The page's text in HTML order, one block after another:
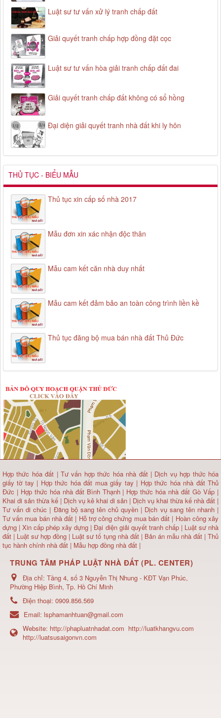
Luật sư tư vấn xử lý tranh chấp đất
Giải quyết tranh chấp hợp đồng đặt cọc
Luật sư tư vấn hòa giải tranh chấp đất đai
Giải quyết tranh chấp đất không có sổ hồng
Đại diện giải quyết tranh nhà đất khi ly hôn
THỦ TỤC - BIỂU MẪU
Thủ tục xin cấp số nhà 2017
Mẫu đơn xin xác nhận độc thân
Mẫu cam kết căn nhà duy nhất
Mẫu cam kết đảm bảo an toàn công trình liền kề
Thủ tục đăng bộ mua bán nhà đất Thủ Đức
Hợp thức hóa đất |Tư vấn hợp thức hóa nhà đất| Dịch vụ hợp thức hóa
giấy tờ tay | Hợp thức hóa đất mua giấy tay | Hợp thức hóa nhà đất Thủ
Đức | Hợp thức hóa nhà đất Bình Thạnh | Hợp thức hóa nhà đất Gò Vấp |
Khai di sản thừa kế | Dịch vụ kê khai di sản | Dịch vụ khai thừa kế nhà đất |
Tư vấn di chúc | Đăng bộ sang tên chủ quyền | Dịch vụ sang tên nhanh |
Tư vấn mua bán nhà đất | Hỗ trợ công chứng mua bán đất | Hoàn công xây
dựng | Xin cấp phép xây dựng |Đại diện giải quyết tranh chấp | Luật sư nhà
đất | Luật sư hợp đồng | Luật sư tố tụng nhà đất | Bản án mẫu nhà đất|Thủ
tục hành chính nhà đất | Mẫu hợp đồng nhà đất |
TRUNG TÂM PHÁP LUẬT NHÀ ĐẤT (PL. CENTER)
Địa chỉ: Tầng 4, số 3 Nguyễn Thị Nhung - KĐT Vạn Phúc,
Phường Hiệp Bình, Tp. Hồ Chí Minh
Điện thoại: 0909.856.569
Email: lsphamanhtuan@gmail.com
Website: http://phapluatnhadat.com http://luatkhangvu.com
http://luatsusaigonvn.com